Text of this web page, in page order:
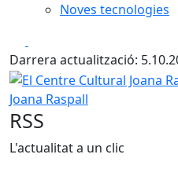
Noves tecnologies
Darrera actualització:
El Centre Cultural Joana
Joana Raspall
RSS
L'actualitat a un clic